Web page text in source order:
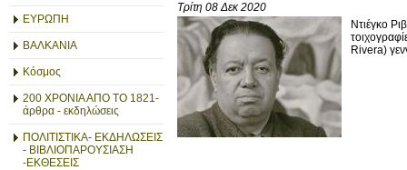
ΕΥΡΩΠΗ
ΒΑΛΚΑΝΙΑ
Κόσμος
200 ΧΡΟΝΙΑ ΑΠΟ ΤΟ 1821-
άρθρα - εκδηλώσεις
ΠΟΛΙΤΙΣΤΙΚΑ- ΕΚΔΗΛΩΣΕΙΣ
- ΒΙΒΛΙΟΠΑΡΟΥΣΙΑΣΗ
-ΕΚΘΕΣΕΙΣ
Τρίτη 08 Δεκ 2020
Ντιέγκο
Rivera)